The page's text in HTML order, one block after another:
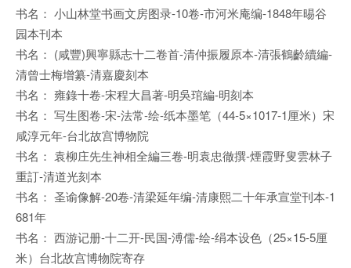
书名： 小山林堂书画文房图录-10卷-市河米庵编-1848年晹谷
园本刊本
书名： (咸豐)興寧縣志十二卷首-清仲振履原本-清張鶴齡續編-
清曾士梅增纂-清嘉慶刻本
书名： 雍錄十卷-宋程大昌著-明吳琯編-明刻本
书名： 写生图卷-宋-法常-绘-纸本墨笔（44-5×1017-1厘米）宋
咸淳元年-台北故宫博物院
书名： 袁柳庄先生神相全編三卷-明袁忠徹撰-煙霞野叟雲林子
重訂-清道光刻本
书名： 圣谕像解-20卷-清梁延年编-清康熙二十年承宣堂刊本-1
681年
书名： 西游记册-十二开-民国-溥儒-绘-绢本设色（25×15-5厘
米）台北故宫博物院寄存